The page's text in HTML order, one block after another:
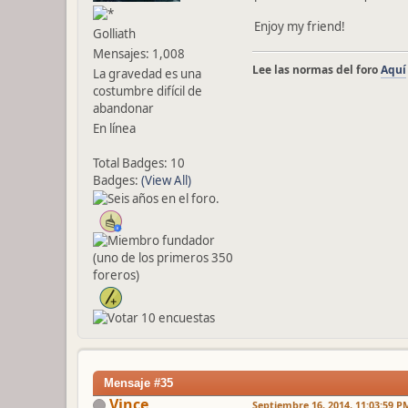
Golliath
Mensajes: 1,008
La gravedad es una
costumbre difícil de
abandonar
En línea
Total Badges: 10
Badges: (View All)
Enjoy my friend!
Lee las normas del foroAquí
Mensaje #35
Septiembre 16, 2014, 11:03:59